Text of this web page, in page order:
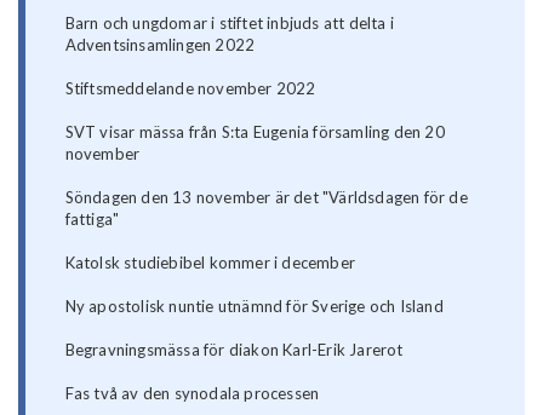
Barn och ungdomar i stiftet inbjuds att delta i
Adventsinsamlingen 2022
Stiftsmeddelande november 2022
SVT visar mässa från S:ta Eugenia församling den 20
november
Söndagen den 13 november är det "Världsdagen för de
fattiga"
Katolsk studiebibel kommer i december
Ny apostolisk nuntie utnämnd för Sverige och Island
Begravningsmässa för diakon Karl-Erik Jarerot
Fas två av den synodala processen